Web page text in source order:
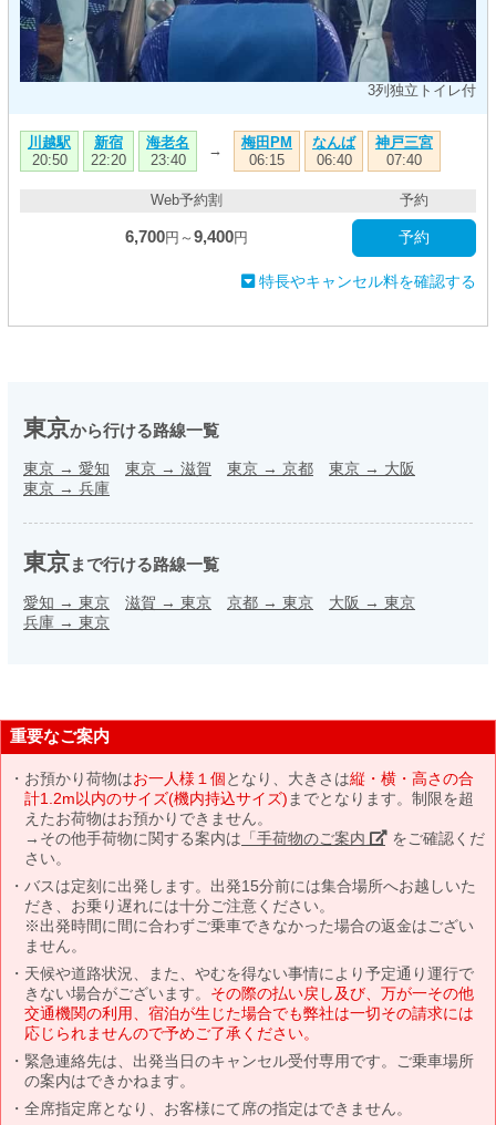
3列独立トイレ付
川越駅
20:50
新宿
22:20
海老名
23:40
→
梅田PM
06:15
なんば
06:40
神戸三宮
07:40
Web予約割
6,700円～ 9,400円
予約
予約
特長やキャンセル料を確認する
東京から行ける路線一覧
東京 → 愛知 東京 → 滋賀 東京 → 京都 東京 → 大阪
東京 → 兵庫
東京まで行ける路線一覧
愛知 → 東京 滋賀 → 東京 京都 → 東京 大阪 → 東京
兵庫 → 東京
重要なご案内
お預かり荷物はお一人様１個となり、大きさは縦・横・高さの合
計1.2m以内のサイズ(機内持込サイズ) までとなります。制限を超
えたお荷物はお預かりできません。
→その他手荷物に関する案内は 「手荷物のご案内」 をご確認くだ
さい。
バスは定刻に出発します。出発15分前には集合場所へお越しいた
だき、お乗り遅れには十分ご注意ください。
※出発時間に間に合わずご乗車できなかった場合の返金はござい
ません。
天候や道路状況、また、やむを得ない事情により予定通り運行で
きない場合がございます。 その際の払い戻し及び、万が一その他
交通機関の利用、宿泊が生じた場合でも弊社は一切その請求には
応じられませんので予めご了承ください。
緊急連絡先は、出発当日のキャンセル受付専用です。ご乗車場所
の案内はできかねます。
全席指定席となり、お客様にて席の指定はできません。